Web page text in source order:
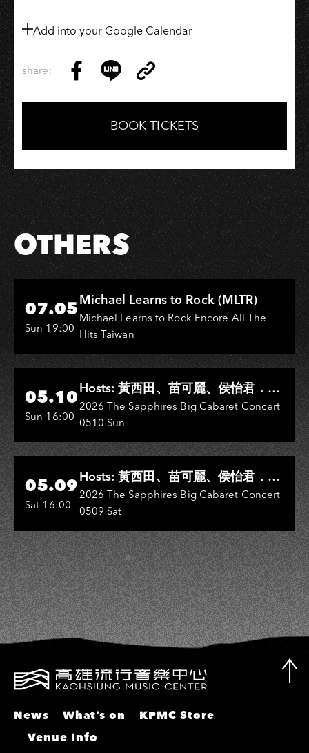
Add into your Google Calendar
share:
on
Facebook
on
LINE
Link
Copy
BOOK TICKETS
OTHERS
Hi-Ing Music Hall
07.05
Sun 19:00
Michael Learns to Rock (MLTR)
Michael Learns to Rock Encore All The
Hits Taiwan
Hi-Ing Music Hall
05.10
Sun 16:00
Hosts: 黃西田、苗可麗、侯怡君．
Entertainers: 葉啟田、鳥來嬤-吳
敏、王彩樺、王瑞霞、吳淑敏、施文
彬、邵大倫、曹雅雯、陳孟賢、黃露
瑤
2026 The Sapphires Big Cabaret Concert
0510 Sun
Hi-Ing Music Hall
05.09
Sat 16:00
Hosts: 黃西田、苗可麗、侯怡君．
Entertainers: 葉啟田、鳥來嬤-吳
敏、張秀卿、王彩樺、吳淑敏、施文
彬、邵大倫、曹雅雯、陳孟賢、黃露
瑤
2026 The Sapphires Big Cabaret Concert
0509 Sat
News What’s on
KPMC Store
Venue Info